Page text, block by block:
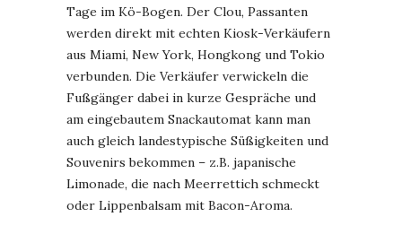
Tage im Kö-Bogen. Der Clou, Passanten
werden direkt mit echten Kiosk-Verkäufern
aus Miami, New York, Hongkong und Tokio
verbunden. Die Verkäufer verwickeln die
Fußgänger dabei in kurze Gespräche und
am eingebautem Snackautomat kann man
auch gleich landestypische Süßigkeiten und
Souvenirs bekommen – z.B. japanische
Limonade, die nach Meerrettich schmeckt
oder Lippenbalsam mit Bacon-Aroma.